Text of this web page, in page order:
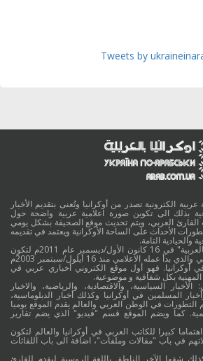
Tweets by
الكترونية تصدر من أوكرانيا وتُعنى بتقديم الأخبار
بذلك الى تكوين صورة اعلامية عربية واضحة حول
القارئ العربي، ويتم تحديث موقع الصحيفة بشكل يومي
الأحداث على الساحة الأوكرانية ويعتمد في تقديمه
والحيادية التامة.
وقد جائت انطلاقة "أوكرانيا بالعربية" في 16 كانون الأول/ديسمبر عام 2011م لتكون
امتدادا للموقع العربي الاوكراني والذي بدأ عمله الاعلامي منذ 16 أيلول/سبتمبر 2003م
في أوكرانيا. فهو أول موقع الكتروني أخباري عربي في
المهنية بكل شفافية و موضوعية.
السياسية، والاقتصادية، والرياضية، والاخبار
المسلمين في أوكرانيا وكذلك أخبار الدبلوماسية،
التطورات في الوطن العربي والعالم يقدم الموقع يوميا
كما ويضم الموقع قسم "فيديو" الذي يضم تقارير
كبيرا للكاتب العربي في أوكرانيا والعالم لتكون
في باب "مقالات وملفات"، اضافة الى باب اللقائات